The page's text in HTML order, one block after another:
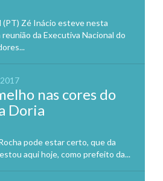
Zé Inácio esteve nesta
da Executiva Nacional do
nas cores do
Doria
pode estar certo, que da
aqui hoje, como prefeito da...